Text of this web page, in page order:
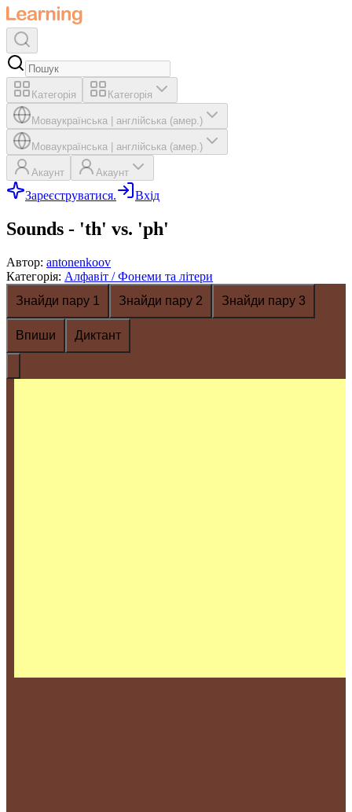
Категорія Категорія
Моваукраїнська англійська (амер.)
Моваукраїнська англійська (амер.)
Акаунт Акаунт
Зареєструватися. Вхід
Sounds - 'th' vs. 'ph'
Автор: antonenkoov
Категорія: Алфавіт / Фонеми та літери
Знайди пару 1
Знайди пару 2 Знайди пару 3
Впиши Диктант